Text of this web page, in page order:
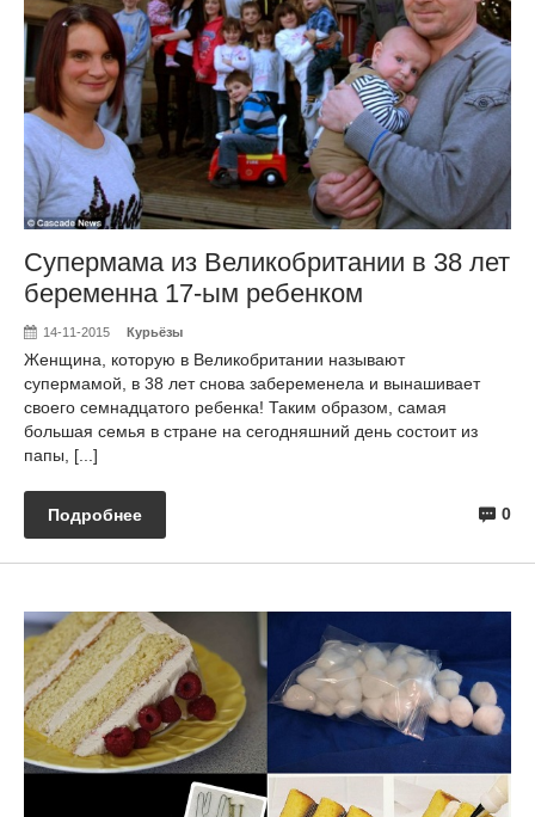
Супермама из Великобритании в 38 лет
беременна 17-ым ребенком
14-11-2015 Курьёзы
Женщина, которую в Великобритании называют
супермамой, в 38 лет снова забеременела и вынашивает
своего семнадцатого ребенка! Таким образом, самая
большая семья в стране на сегодняшний день состоит из
папы, [...]
0
Подробнее